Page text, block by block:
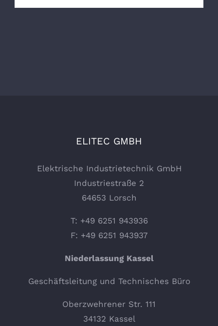
ELITEC GMBH
Elektrische Industrietechnik GmbH
Industriestraße 2
64653 Lorsch
T: +49 6251 943936
F: +49 6251 943937
Niederlassung Kassel
Geschäftsleitung und Technisches Büro
Oberzwehrener Str. 111
34132 Kassel